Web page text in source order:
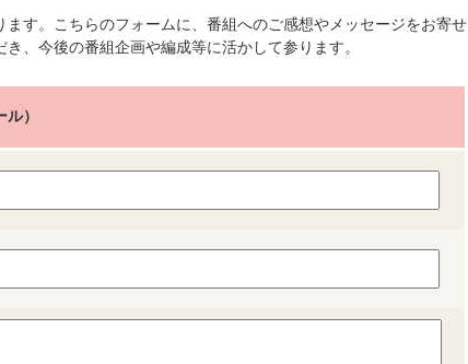
す。こちらのフォームに、番組へのご感想やメッセージをお寄せ
、今後の番組企画や編成等に活かして参ります。
）